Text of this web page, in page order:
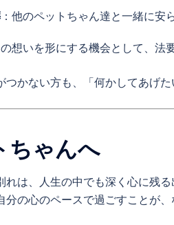
：他のペットちゃん達と一緒に安
の想いを形にする機会として、法
つかない方も、「何かしてあげ
ちゃんへ
は、人生の中でも深く心に残る
の心のペースで過ごすことが、